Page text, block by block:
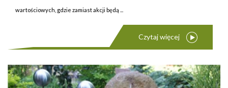
wartościowych, gdzie zamiast akcji będą ...
Czytaj więcej